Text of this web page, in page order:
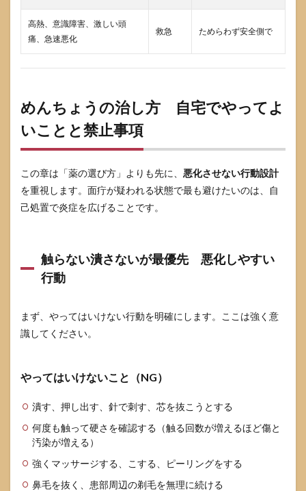
高熱、意識障害、激しい頭
痛、急速悪化
救急 ためらわず安全側で
めんちょうの治し方 自宅でやってよ
いことと禁止事項
この章は「薬の選び方」よりも先に、 悪化させない行動設計
を重視します。面疔が疑われる状態で最も避けたいのは、自
己処置で炎症を広げることです。
触らない潰さないが最優先 悪化しやすい
行動
まず、やってはいけない行動を明確にします。ここは強く意
識してください。
やってはいけないこと（NG）
潰す、押し出す、針で刺す、芯を抜こうとする
何度も触って硬さを確認する（触る回数が増えるほど傷と
汚染が増える）
強くマッサージする、こする、ピーリングをする
鼻毛を抜く、患部周辺の剃毛を無理に続ける